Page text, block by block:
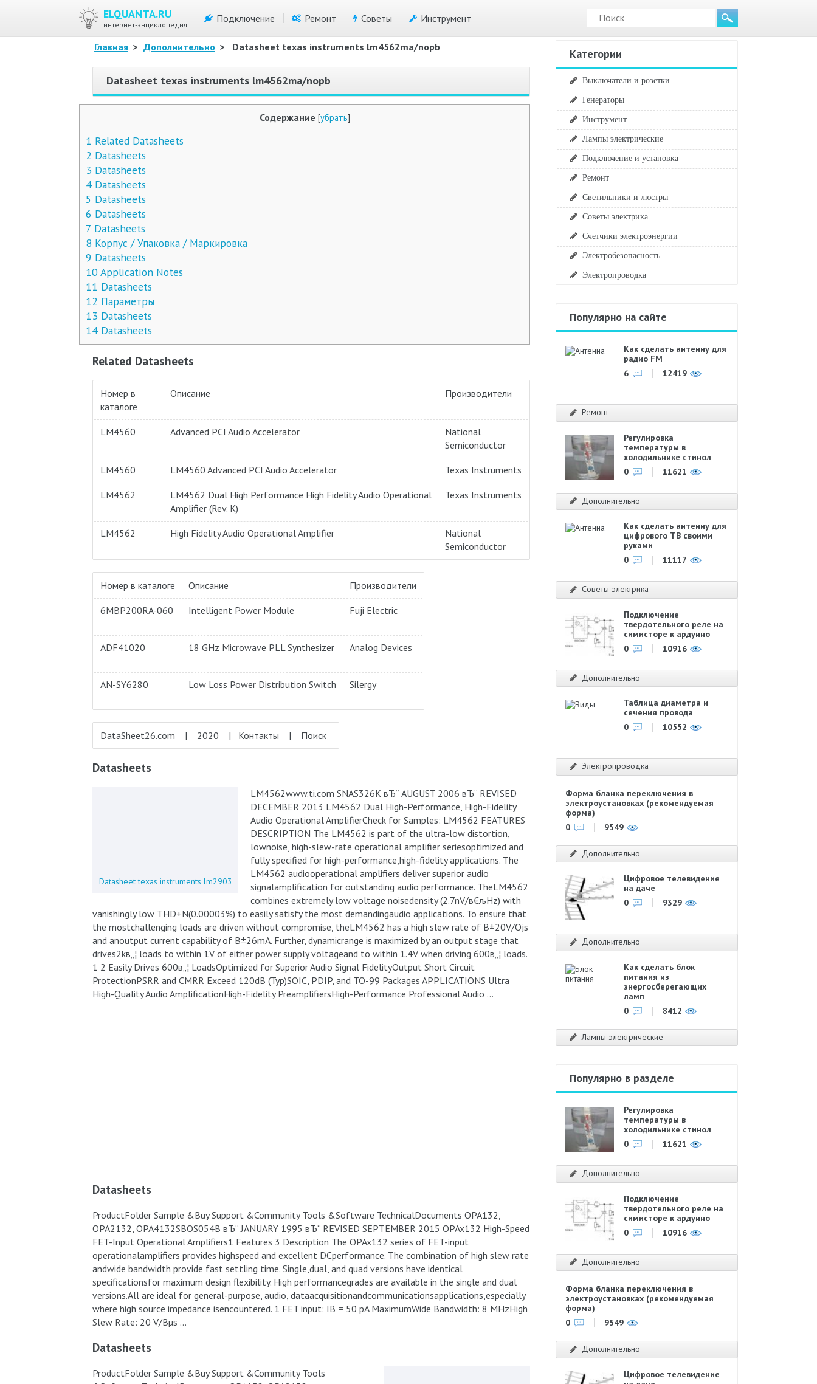
ELQUANTA.RU
интернет-энциклопедия
Подключение Ремонт Советы Инструмент
Главная > Дополнительно > Datasheet texas instruments lm4562ma/nopb
Datasheet texas instruments lm4562ma/nopb
Содержание [убрать]
1 Related Datasheets
2 Datasheets
3 Datasheets
4 Datasheets
5 Datasheets
6 Datasheets
7 Datasheets
8 Корпус / Упаковка / Маркировка
9 Datasheets
10Application Notes
11 Datasheets
12 Параметры
13 Datasheets
14 Datasheets
Related Datasheets
Номер в
каталоге
Описание Производители
LM4560 Advanced PCI Audio Accelerator
National
Semiconductor
LM4560 LM4560 Advanced PCI Audio Accelerator Texas Instruments
LM4562
LM4562 Dual High Performance High Fidelity Audio Operational
Amplifier (Rev. K)
Texas Instruments
LM4562 High Fidelity Audio Operational Amplifier
National
Semiconductor
Номер в каталоге Описание Производители
6MBP200RA-060 Intelligent Power Module Fuji Electric
ADF41020 18 GHz Microwave PLL Synthesizer Analog Devices
AN-SY6280 Low Loss Power Distribution Switch Silergy
DataSheet26.com | 2020 | Контакты | Поиск
Datasheets
Datasheet texas instruments lm2903
LM4562www.ti.com SNAS326K вЂ“ AUGUST 2006 вЂ“ REVISED
DECEMBER 2013 LM4562 Dual High-Performance, High-Fidelity
Audio Operational AmplifierCheck for Samples: LM4562 FEATURES
DESCRIPTION The LM4562 is part of the ultra-low distortion,
lownoise, high-slew-rate operational amplifier seriesoptimized and
fully specified for high-performance,high-fidelity applications. The
LM4562 audiooperational amplifiers deliver superior audio
signalamplification for outstanding audio performance. TheLM4562
combines extremely low voltage noisedensity (2.7nV/в€љHz) with
vanishingly low THD+N(0.00003%) to easily satisfy the most demandingaudio applications. To ensure that
the mostchallenging loads are driven without compromise, theLM4562 has a high slew rate of В±20V/Ојs
and anoutput current capability of В±26mA. Further, dynamicrange is maximized by an output stage that
drives2kв„¦ loads to within 1V of either power supply voltageand to within 1.4V when driving 600в„¦ loads.
1 2 Easily Drives 600в„¦ LoadsOptimized for Superior Audio Signal FidelityOutput Short Circuit
ProtectionPSRR and CMRR Exceed 120dB (Typ)SOIC, PDIP, and TO-99 Packages APPLICATIONS Ultra
High-Quality Audio AmplificationHigh-Fidelity PreamplifiersHigh-Performance Professional Audio …
Datasheets
ProductFolder Sample &Buy Support &Community Tools &Software TechnicalDocuments OPA132,
OPA2132, OPA4132SBOS054B вЂ“ JANUARY 1995 вЂ“ REVISED SEPTEMBER 2015 OPAx132 High-Speed
FET-Input Operational Amplifiers1 Features 3 Description The OPAx132 series of FET-input
operationalamplifiers provides highspeed and excellent DCperformance. The combination of high slew rate
andwide bandwidth provide fast settling time. Single,dual, and quad versions have identical
specificationsfor maximum design flexibility. High performancegrades are available in the single and dual
versions.All are ideal for general-purpose, audio, dataacquisitionandcommunicationsapplications,especially
where high source impedance isencountered. 1 FET input: IB = 50 pA MaximumWide Bandwidth: 8 MHzHigh
Slew Rate: 20 V/Вµs …
Datasheets
ProductFolder Sample &Buy Support &Community Tools
Категории
Выключатели и розетки
Генераторы
Инструмент
Лампы электрические
Подключение и установка
Ремонт
Светильники и люстры
Советы электрика
Счетчики электроэнергии
Электробезопасность
Электропроводка
Популярно на сайте
Как сделать антенну для
радио FM
6
12419
Ремонт
Регулировка
температуры в
холодильнике стинол
0
11621
Дополнительно
Как сделать антенну для
цифрового ТВ своими
руками
0
11117
Советы электрика
Подключение
твердотельного реле на
симисторе к ардуино
0
10916
Дополнительно
Таблица диаметра и
сечения провода
0
10552
Электропроводка
Форма бланка переключения в
электроустановках (рекомендуемая
форма)
0
9549
Дополнительно
Цифровое телевидение
на даче
0
9329
Дополнительно
Как сделать блок
питания из
энергосберегающих
ламп
0
8412
Лампы электрические
Популярно в разделе
Регулировка
температуры в
холодильнике стинол
0
11621
Дополнительно
Подключение
твердотельного реле на
симисторе к ардуино
0
10916
Дополнительно
Форма бланка переключения в
электроустановках (рекомендуемая
форма)
0
9549
Дополнительно
Цифровое телевидение